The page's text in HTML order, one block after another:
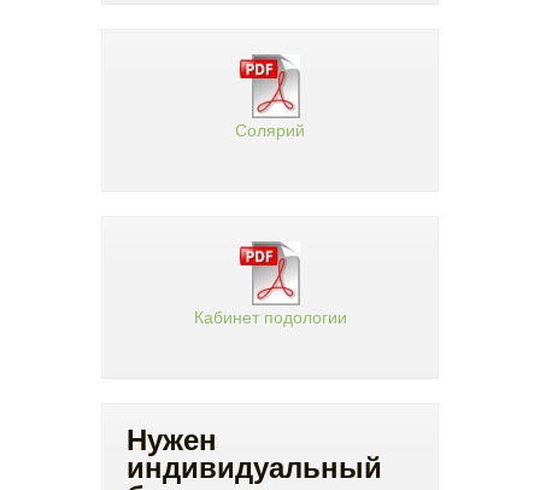
Солярий
Кабинет подологии
Нужен
индивидуальный